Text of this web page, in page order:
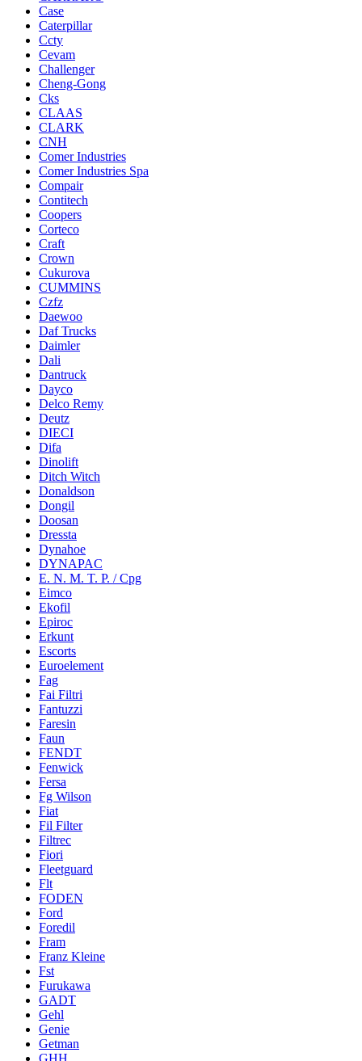
Case
Caterpillar
Ccty
Cevam
Challenger
Cheng-Gong
Cks
CLAAS
CLARK
CNH
Comer Industries
Comer Industries Spa
Compair
Contitech
Coopers
Corteco
Craft
Crown
Cukurova
CUMMINS
Czfz
Daewoo
Daf Trucks
Daimler
Dali
Dantruck
Dayco
Delco Remy
Deutz
DIECI
Difa
Dinolift
Ditch Witch
Donaldson
Dongil
Doosan
Dressta
Dynahoe
DYNAPAC
E. N. M. T. P. / Cpg
Eimco
Ekofil
Epiroc
Erkunt
Escorts
Euroelement
Fag
Fai Filtri
Fantuzzi
Faresin
Faun
FENDT
Fenwick
Fersa
Fg Wilson
Fiat
Fil Filter
Filtrec
Fiori
Fleetguard
Flt
FODEN
Ford
Foredil
Fram
Franz Kleine
Fst
Furukawa
GADT
Gehl
Genie
Getman
GHH